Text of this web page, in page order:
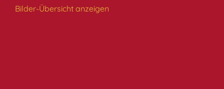
Bilder-Übersicht anzeigen